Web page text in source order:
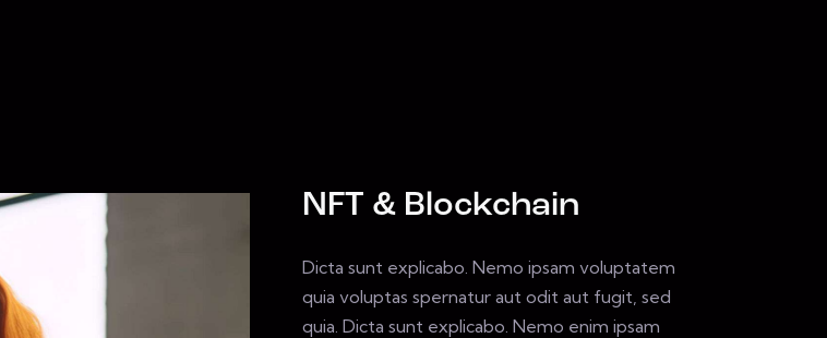
NFT & Blockchain
Dicta sunt explicabo. Nemo ipsam voluptatem
quia voluptas spernatur aut odit aut fugit, sed
quia. Dicta sunt explicabo. Nemo enim ipsam